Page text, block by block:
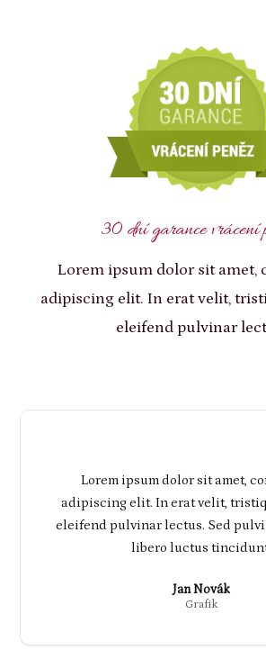
30 dní garance vrácení
Lorem ipsum dolor sit amet,
adipiscing elit. In erat velit,
eleifend pulvinar
Lorem ipsum dolor sit amet,
adipiscing elit. In erat velit,
eleifend pulvinar lectus. Sed
libero luctus
Jan Novák
Grafik